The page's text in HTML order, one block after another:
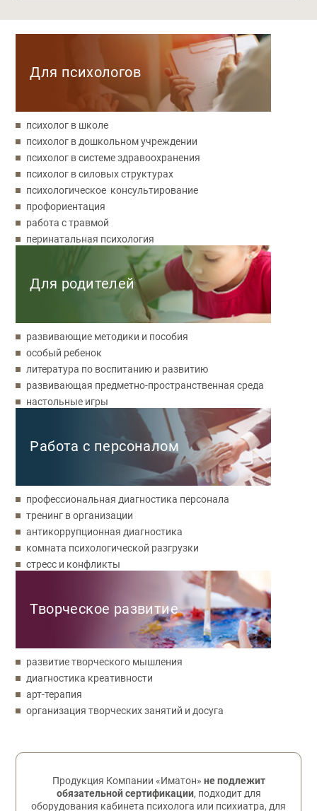
Для психологов
психолог в школе
психолог в дошкольном учреждении
психолог в системе здравоохранения
психолог в силовых структурах
психологическое консультирование
профориентация
работа с травмой
перинатальная психология
Для родителей
развивающие методики и пособия
особый ребенок
литература по воспитанию и развитию
развивающая предметно-пространственная среда
настольные игры
Работа с персоналом
профессиональная диагностика персонала
тренинг в организации
антикоррупционная диагностика
комната психологической разгрузки
стресс и конфликты
Творческое развитие
развитие творческого мышления
диагностика креативности
арт-терапия
организация творческих занятий и досуга
Обратная связь
Продукция Компании «Иматон» не подлежит
обязательной сертификации, подходит для
оборудования кабинета психолога или психиатра, для